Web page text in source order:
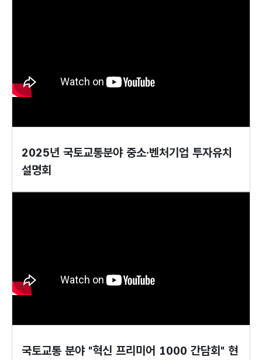
2025년 국토교통분야 중소·벤처기업 투자유치
설명회
국토교통 분야 "혁신 프리미어 1000 간담회" 현